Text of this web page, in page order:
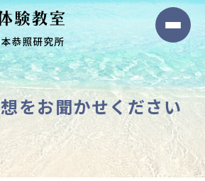
をお聞かせください